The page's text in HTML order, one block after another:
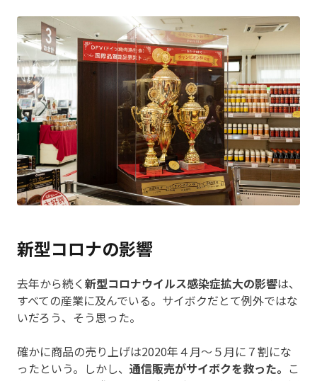
新型コロナの影響
去年から続く新型コロナウイルス感染症拡大の影響は、
すべての産業に及んでいる。サイボクだとて例外ではな
いだろう、そう思った。
確かに商品の売り上げは2020年４月～５月に７割にな
ったという。しかし、 通信販売がサイボクを救った。 こ